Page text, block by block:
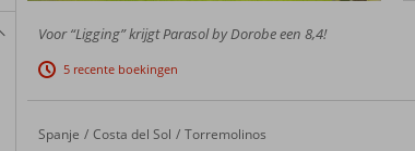
Voor “Ligging” krijgt Parasol by Dorobe een 8,4!
5 recente boekingen
Home
Spanje Costa del Sol Torremolinos
Sol Torremolinos Don Pablo